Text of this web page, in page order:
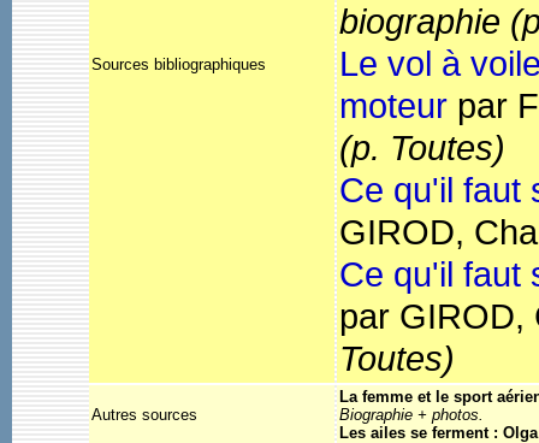
Sources bibliographiques
biographie
Le vol à
moteur par
(p. Toutes)
Ce qu'il faut
GIROD,
Ce qu'il faut
par GIROD,
Toutes)
Autres sources
La femme et le sport
Biographie + photos.
Les ailes se ferment :